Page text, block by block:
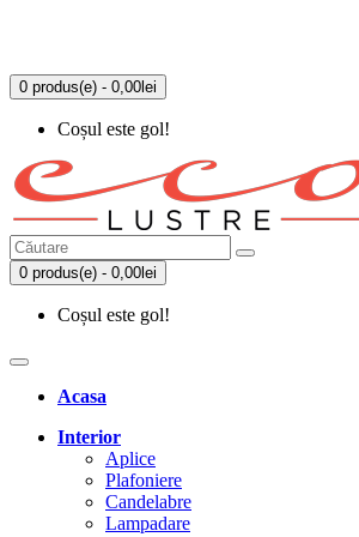
0 produs(e) - 0,00lei
Coșul este gol!
0 produs(e) - 0,00lei
Coșul este gol!
Acasa
Interior
Aplice
Plafoniere
Candelabre
Lampadare